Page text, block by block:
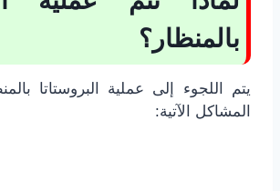
بالمنظار؟
يتم اللجوء إلى عملية البروستاتا
المشاكل الآتية: